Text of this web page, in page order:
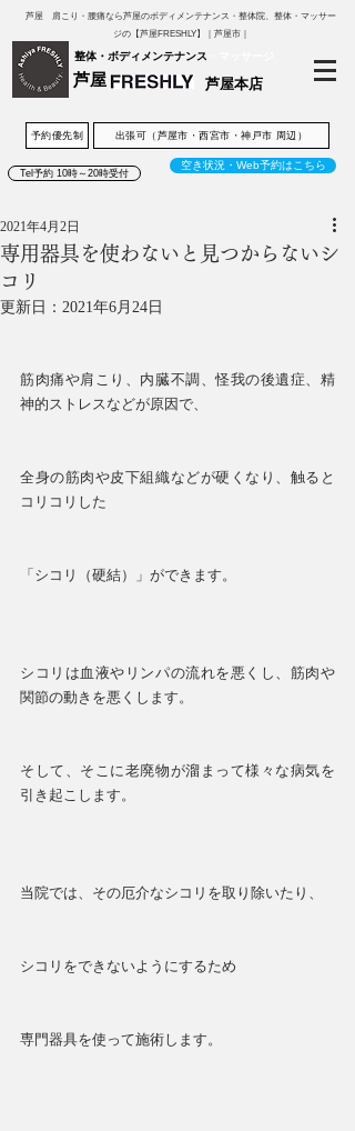
芦屋 肩こり・腰痛なら芦屋のボディメンテナンス・整体院、整体・マッサー
ジの【芦屋FRESHLY】｜芦屋市｜
芦屋本店
整体・ボディメンテナンス
芦屋
予約優先制 出張可（芦屋市・西宮市・神戸市 周辺）
Tel予約 10時～20時受付
空き状況・Web予約はこちら
専用器具を使わないと見つからないシ
コリ
2021年4月2日
更新日： 2021年6月24日
筋肉痛や肩こり、内臓不調、怪我の後遺症、精
神的ストレスなどが原因で、
全身の筋肉や皮下組織などが硬くなり、触ると
コリコリした
「シコリ（硬結）」ができます。
シコリは血液やリンパの流れを悪くし、筋肉や
関節の動きを悪くします。
そして、そこに老廃物が溜まって様々な病気を
引き起こします。
当院では、その厄介なシコリを取り除いたり、
シコリをできないようにするため
専門器具を使って施術します。